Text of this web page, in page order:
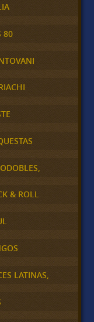
80
& ROLL
LATINAS,